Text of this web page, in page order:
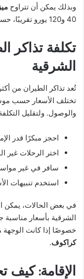
وبذلك يمكن أن تتراوح
40 و120 يورو تقريبًا، حسب أسلوب السفر والمدينة المختارة.
تكلفة تذاكر
الشرقية
تُعد تذاكر الطيران من
تختلف الأسعار حسب
والوصول. ولتقليل
احجز مبكرًا قدر
اختر الرحلات غير
سافر في غير
استخدم تنبيهات
في بعض الحالات، يمكن
الشرقية بأسعار مناسبة
خصوصًا إذا كانت الوجهة
كراكوف.
الإقامة: كيف